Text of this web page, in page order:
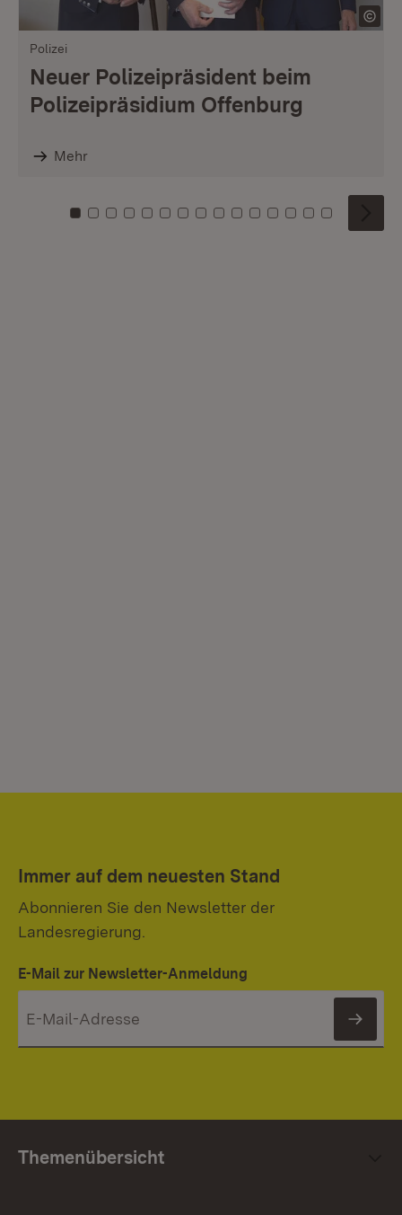
Polizei
Neuer Polizeipräsident beim
Polizeipräsidium Offenburg
Mehr
Zu Kachel: 0
Zu Kachel: 1
Zu Kachel: 2
Zu Kachel: 3
Zu Kachel: 4
Zu Kachel: 5
Zu Kachel: 6
Zu Kachel: 7
Zu Kachel: 8
Zu Kachel: 9
Zu Kachel: 10
Zu Kachel: 11
Zu Kachel: 12
Zu Kachel:
Zu
Immer auf dem neuesten Stand
Abonnieren Sie den Newsletter der
Landesregierung.
E-Mail zur Newsletter-Anmeldung
Themenübersicht